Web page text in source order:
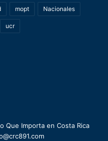
mopt Nacionales
ucr
Que Importa en Costa Rica